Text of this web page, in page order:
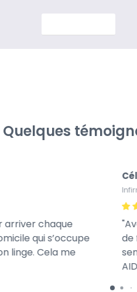
Quelques
arriver chaque
qui s’occupe
linge. Cela me
de